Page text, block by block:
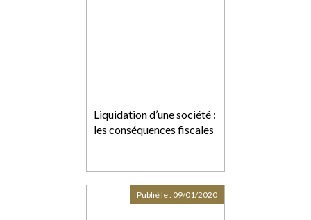
Liquidation d’une société :
les conséquences fiscales
Publié le : 09/01/2020